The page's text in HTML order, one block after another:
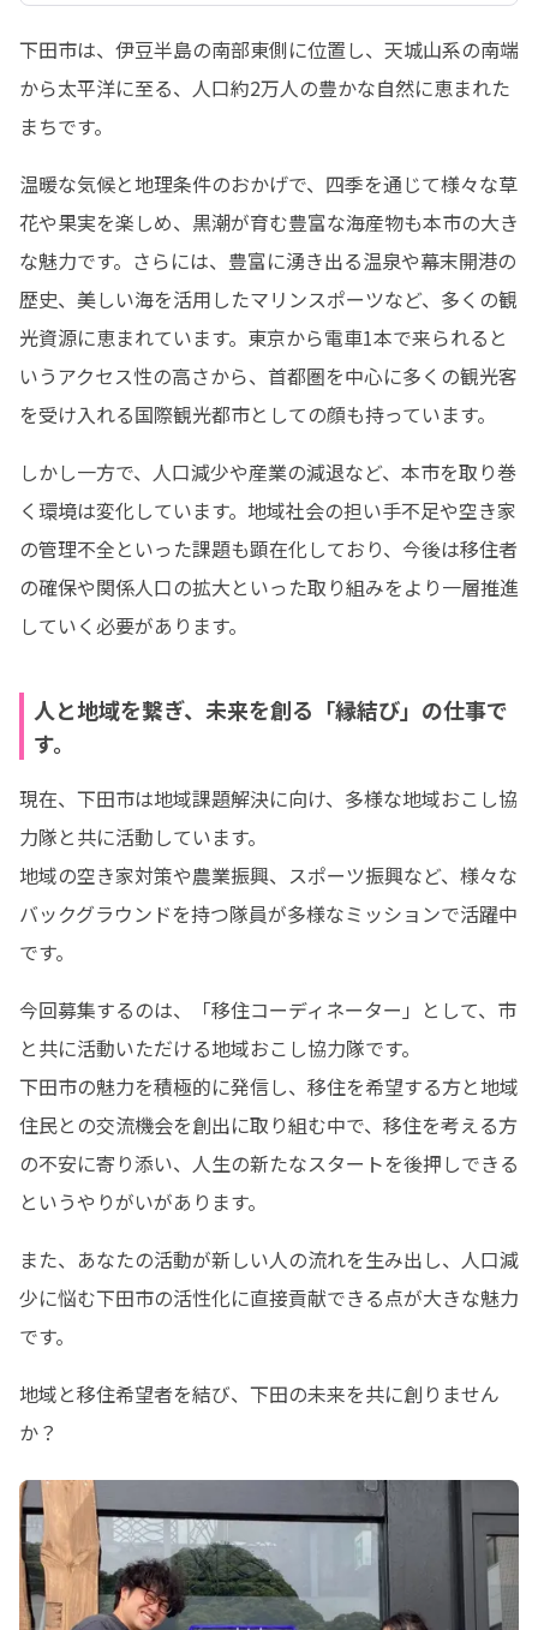
下田市は、伊豆半島の南部東側に位置し、天城山系の南端
から太平洋に至る、人口約2万人の豊かな自然に恵まれた
まちです。
温暖な気候と地理条件のおかげで、四季を通じて様々な草
花や果実を楽しめ、黒潮が育む豊富な海産物も本市の大き
な魅力です。さらには、豊富に湧き出る温泉や幕末開港の
歴史、美しい海を活用したマリンスポーツなど、多くの観
光資源に恵まれています。東京から電車1本で来られると
いうアクセス性の高さから、首都圏を中心に多くの観光客
を受け入れる国際観光都市としての顔も持っています。
しかし一方で、人口減少や産業の減退など、本市を取り巻
く環境は変化しています。地域社会の担い手不足や空き家
の管理不全といった課題も顕在化しており、今後は移住者
の確保や関係人口の拡大といった取り組みをより一層推進
していく必要があります。
人と地域を繋ぎ、未来を創る「縁結び」の仕事で
す。
現在、下田市は地域課題解決に向け、多様な地域おこし協
力隊と共に活動しています。
地域の空き家対策や農業振興、スポーツ振興など、様々な
バックグラウンドを持つ隊員が多様なミッションで活躍中
です。
今回募集するのは、「移住コーディネーター」として、市
と共に活動いただける地域おこし協力隊です。
下田市の魅力を積極的に発信し、移住を希望する方と地域
住民との交流機会を創出に取り組む中で、移住を考える方
の不安に寄り添い、人生の新たなスタートを後押しできる
というやりがいがあります。
また、あなたの活動が新しい人の流れを生み出し、人口減
少に悩む下田市の活性化に直接貢献できる点が大きな魅力
です。
地域と移住希望者を結び、下田の未来を共に創りません
か？